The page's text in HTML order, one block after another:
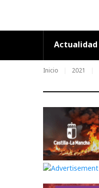
Actualidad
Inicio 2021